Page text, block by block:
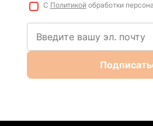
С Политикойобработки